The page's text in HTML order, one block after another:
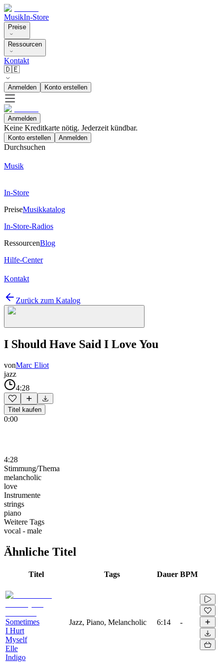
MusikIn-Store
Preise
Ressourcen
Kontakt
🇩🇪
Anmelden Konto erstellen
Anmelden
Keine Kreditkarte nötig. Jederzeit kündbar.
Konto erstellen Anmelden
Durchsuchen
Musik
In-Store
PreiseMusikkatalog
In-Store-Radios
RessourcenBlog
Hilfe-Center
Kontakt
Zurück zum Katalog
I Should Have Said I Love You
vonMarc Eliot
jazz
4:28
Titel kaufen
0:00
4:28
Stimmung/Thema
melancholic
love
Instrumente
strings
piano
Weitere Tags
vocal - male
Ähnliche Titel
Titel Tags Dauer BPM
Sometimes
I Hurt
Myself
Elle
Indigo
Jazz, Piano, Melancholic 6:14 -